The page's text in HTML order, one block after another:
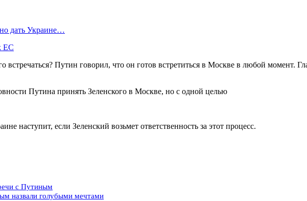
дать Украине…
ЕС
встречаться? Путин говорил, что он готов встретиться в Москве в любой момент.
наступит, если Зеленский возьмет ответственность за этот процесс.
с Путиным
назвали голубыми мечтами